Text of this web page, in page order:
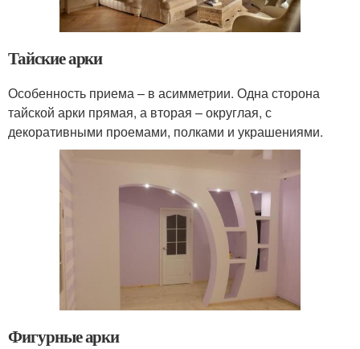
Тайские арки
Особенность приема – в асимметрии. Одна сторона
тайской арки прямая, а вторая – округлая, с
декоративными проемами, полками и украшениями.
Фигурные арки